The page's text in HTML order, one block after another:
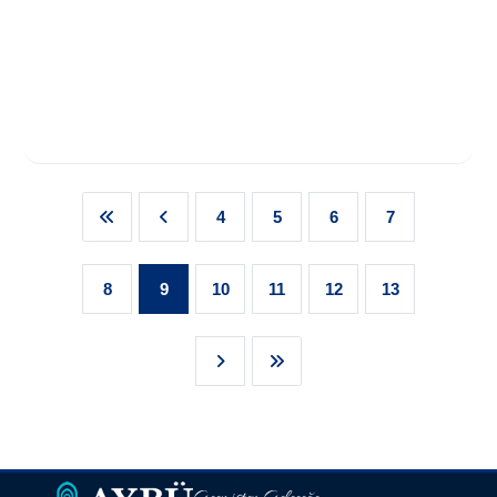
4 5 6 7
8 9 10 11 12 13